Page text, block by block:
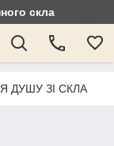
скла
ДУШУ ЗІ СКЛА